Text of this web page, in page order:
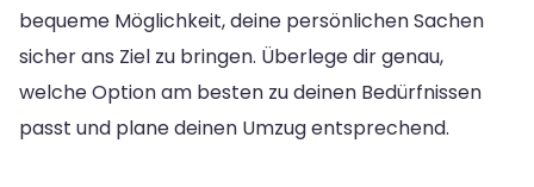
bequeme Möglichkeit, deine persönlichen Sachen
sicher ans Ziel zu bringen. Überlege dir genau,
welche Option am besten zu deinen Bedürfnissen
passt und plane deinen Umzug entsprechend.